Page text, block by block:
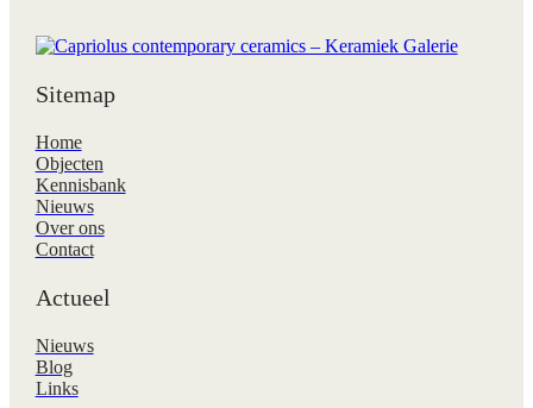
Sitemap
Home
Objecten
Kennisbank
Nieuws
Over ons
Contact
Actueel
Nieuws
Blog
Links